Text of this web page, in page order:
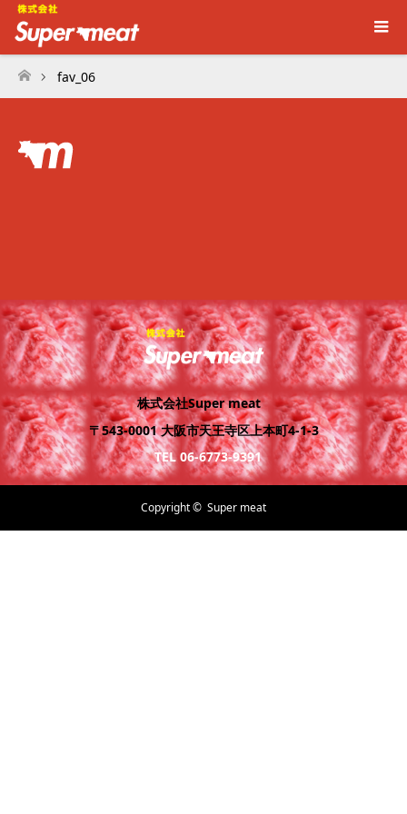
ホーム
fav_06
株式会社Super meat
〒543-0001 大阪市天王寺区上本町4-1-3
TEL 06-6773-9391
Copyright © Super meat